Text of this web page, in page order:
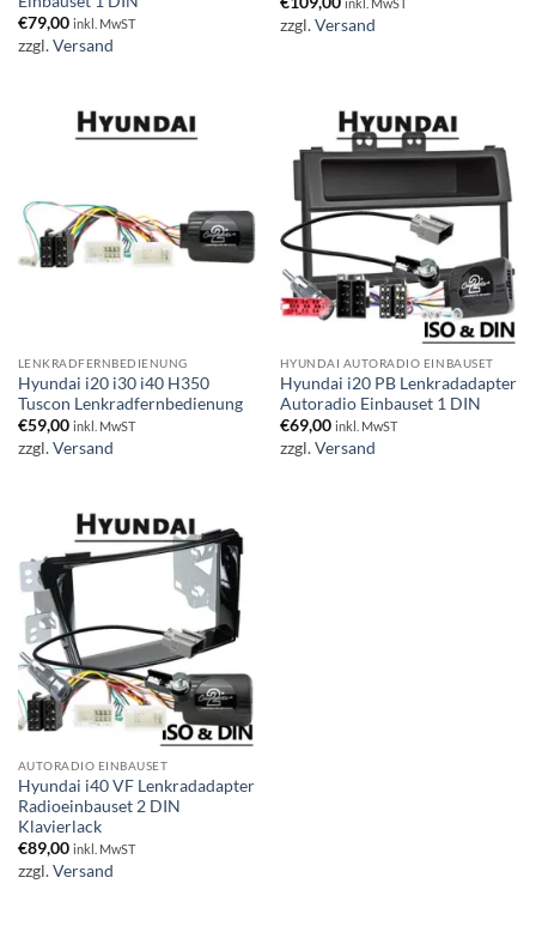
€79,00 inkl. MwST
zzgl.Versand
inkl. MwST
zzgl.Versand
LENKRADFERNBEDIENUNG
Hyundai i20 i30 i40 H350
Tuscon Lenkradfernbedienung
€59,00 inkl. MwST
zzgl.Versand
HYUNDAI AUTORADIO EINBAUSET
Hyundai i20 PB Lenkradadapter
Autoradio Einbauset 1 DIN
€69,00 inkl. MwST
zzgl.Versand
AUTORADIO EINBAUSET
Hyundai i40 VF Lenkradadapter
Radioeinbauset 2 DIN
Klavierlack
€89,00 inkl. MwST
zzgl.Versand